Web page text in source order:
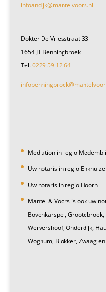
infoandijk@mantelvoors.nl
Dokter De Vriesstraat 33
1654 JT Benningbroek
Tel.0229 59 12 64
Mediation in regio
Uw notaris in regio
Uw notaris in regio Hoorn
Mantel & Voors is ook uw
Bovenkarspel,
Wervershoof, Onderdijk,
Wognum, Blokker, Zwaag